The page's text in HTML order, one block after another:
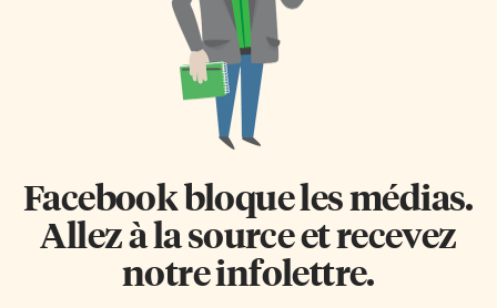
Facebook bloque les médias.
Allez à la source et recevez
notre infolettre.